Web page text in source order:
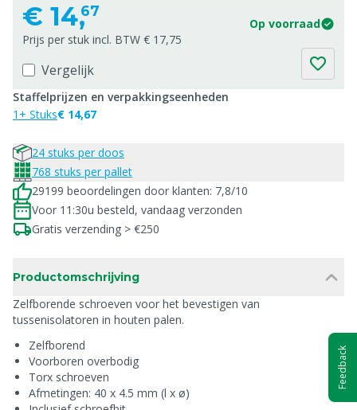
€ 14,67
Op voorraad
Prijs per stuk incl. BTW € 17,75
Vergelijk
Staffelprijzen en verpakkingseenheden
1+ Stuks€ 14,67
24 stuks per doos
768 stuks per pallet
29199 beoordelingen door klanten: 7,8/10
Voor 11:30u besteld, vandaag verzonden
Gratis verzending > €250
Productomschrijving
Zelfborende schroeven voor het bevestigen van
tussenisolatoren in houten palen.
Zelfborend
Voorboren overbodig
Torx schroeven
Afmetingen: 40 x 4.5 mm (l x ø)
Feedback